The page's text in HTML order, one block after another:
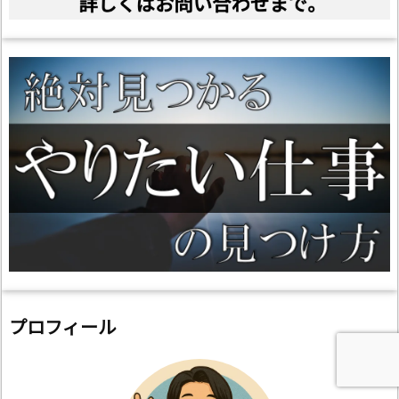
プロフィール